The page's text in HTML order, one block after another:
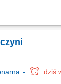
gospodarczej w
dziś